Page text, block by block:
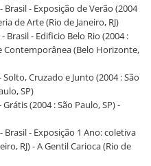
Brasil - Exposição de Verão (2004
de Arte (Rio de Janeiro, RJ)
Brasil - Edificio Belo Rio (2004 :
Contemporânea (Belo Horizonte,
Cruzado e Junto (2004 : São
SP)
(2004 : São Paulo, SP) -
Brasil - Exposição 1 Ano: coletiva
RJ) - A Gentil Carioca (Rio de